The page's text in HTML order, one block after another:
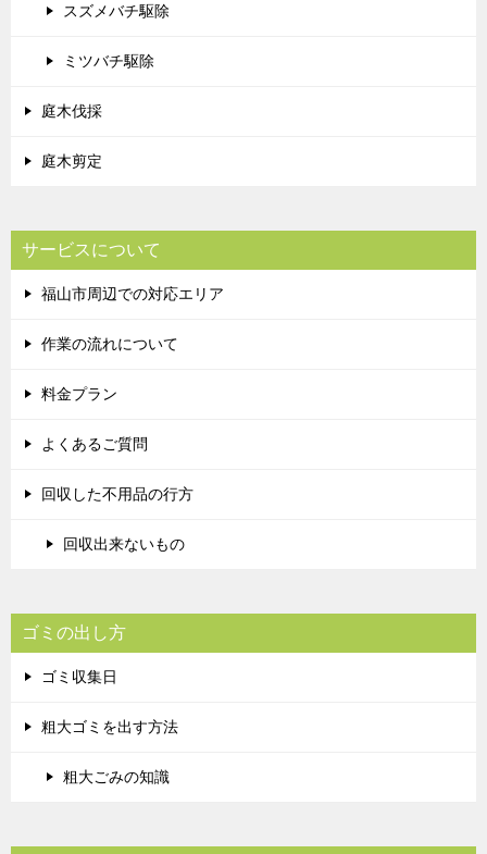
スズメバチ駆除
ミツバチ駆除
庭木伐採
庭木剪定
サービスについて
福山市周辺での対応エリア
作業の流れについて
料金プラン
よくあるご質問
回収した不用品の行方
回収出来ないもの
ゴミの出し方
ゴミ収集日
粗大ゴミを出す方法
粗大ごみの知識